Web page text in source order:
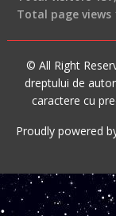
Total page views
© All Right
dreptului de
caractere cu
Proudly powered